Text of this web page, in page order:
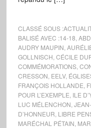
CLASSÉ SOUS :
BALISÉ AVEC :14-18
AUDRY MAUPIN
GOLLNISCH CÉCILE
COMMÉMORATIONS,
CRESSON EELV,
FRANÇOIS HOLLANDE
POUR L’EXEMPLE ILE
LUC MÉLENCHON
D’HONNEUR LIBRE
MARÉCHAL PÉTAIN